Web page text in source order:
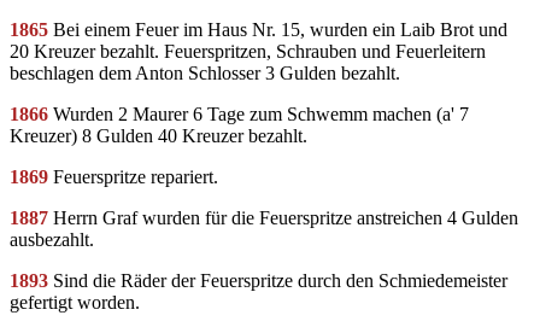
1865 Bei einem Feuer im Haus Nr. 15, wurden ein Laib Brot und
20 Kreuzer bezahlt. Feuerspritzen, Schrauben und Feuerleitern
beschlagen dem Anton Schlosser 3 Gulden bezahlt.
1866 Wurden 2 Maurer 6 Tage zum Schwemm machen (a' 7
Kreuzer) 8 Gulden 40 Kreuzer bezahlt.
1869 Feuerspritze repariert.
1887 Herrn Graf wurden für die Feuerspritze anstreichen 4 Gulden
ausbezahlt.
1893 Sind die Räder der Feuerspritze durch den Schmiedemeister
gefertigt worden.